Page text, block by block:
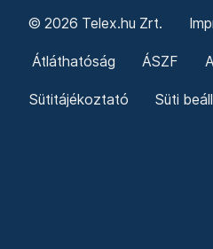
© 2026 Telex.hu Zrt.
Átláthatóság ÁSZF
Sütitájékoztató Süti